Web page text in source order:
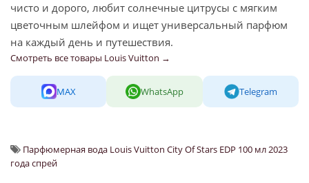
чисто и дорого, любит солнечные цитрусы с мягким
цветочным шлейфом и ищет универсальный парфюм
на каждый день и путешествия.
Смотреть все товары Louis Vuitton →
MAX WhatsApp Telegram
Парфюмерная вода Louis Vuitton City Of Stars EDP 100 мл 2023
года спрей